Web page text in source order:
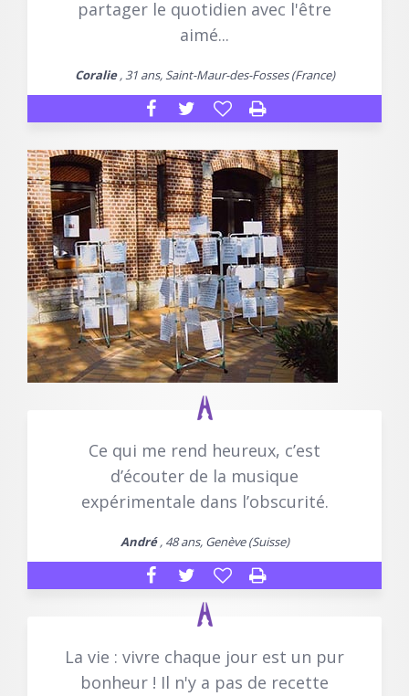
partager le quotidien avec l'être
aimé...
Coralie, 31 ans, Saint-Maur-des-Fosses (France)
Ce qui me rend heureux, c’est
d’écouter de la musique
expérimentale dans l’obscurité.
André, 48 ans, Genève (Suisse)
La vie : vivre chaque jour est un pur
bonheur ! Il n'y a pas de recette